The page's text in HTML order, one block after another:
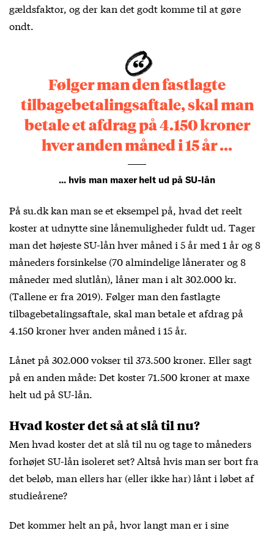
gældsfaktor, og der kan det godt komme til at gøre
ondt.
Følger man den fastlagte
tilbagebetalingsaftale, skal man
betale et afdrag på 4.150 kroner
hver anden måned i 15 år ...
... hvis man maxer helt ud på SU-lån
På su.dk kan man se et eksempel på, hvad det reelt
koster at udnytte sine lånemuligheder fuldt ud. Tager
man det højeste SU-lån hver måned i 5 år med 1 år og 8
måneders forsinkelse (70 almindelige lånerater og 8
måneder med slutlån), låner man i alt 302.000 kr.
(Tallene er fra 2019). Følger man den fastlagte
tilbagebetalingsaftale, skal man betale et afdrag på
4.150 kroner hver anden måned i 15 år.
Lånet på 302.000 vokser til 373.500 kroner. Eller sagt
på en anden måde: Det koster 71.500 kroner at maxe
helt ud på SU-lån.
Hvad koster det så at slå til nu?
Men hvad koster det at slå til nu og tage to måneders
forhøjet SU-lån isoleret set? Altså hvis man ser bort fra
det beløb, man ellers har (eller ikke har) lånt i løbet af
studieårene?
Det kommer helt an på, hvor langt man er i sine